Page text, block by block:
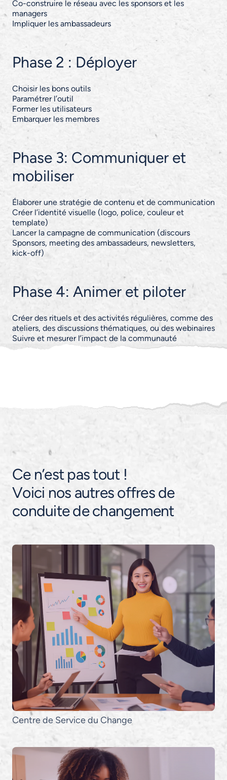
Co-construire le réseau avec les sponsors et les
managers
Impliquer les ambassadeurs
Phase 2 : Déployer
Choisir les bons outils
Paramétrer l’outil
Former les utilisateurs
Embarquer les membres
Phase 3: Communiquer et
mobiliser
Élaborer une stratégie de contenu et de communication
Créer l’identité visuelle (logo, police, couleur et
template)
Lancer la campagne de communication (discours
Sponsors, meeting des ambassadeurs, newsletters,
kick-off)
Phase 4: Animer et piloter
Créer des rituels et des activités régulières, comme des
ateliers, des discussions thématiques, ou des webinaires
Suivre et mesurer l’impact de la communauté
Ce n’est pas tout !
Voici nos autres offres de
conduite de changement
Centrede Servicedu Change